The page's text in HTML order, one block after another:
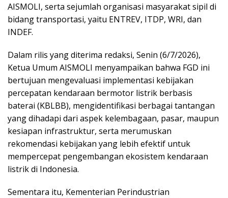
AISMOLI, serta sejumlah organisasi masyarakat sipil di
bidang transportasi, yaitu ENTREV, ITDP, WRI, dan
INDEF.
Dalam rilis yang diterima redaksi, Senin (6/7/2026),
Ketua Umum AISMOLI menyampaikan bahwa FGD ini
bertujuan mengevaluasi implementasi kebijakan
percepatan kendaraan bermotor listrik berbasis
baterai (KBLBB), mengidentifikasi berbagai tantangan
yang dihadapi dari aspek kelembagaan, pasar, maupun
kesiapan infrastruktur, serta merumuskan
rekomendasi kebijakan yang lebih efektif untuk
mempercepat pengembangan ekosistem kendaraan
listrik di Indonesia.
Sementara itu, Kementerian Perindustrian